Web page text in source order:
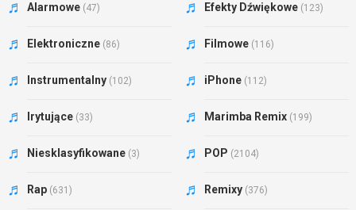
Alarmowe (47) Efekty Dźwiękowe (123)
Elektroniczne (86) Filmowe (116)
Instrumentalny (102) iPhone (112)
Irytujące (33) Marimba Remix (199)
Niesklasyfikowane (3) POP (2104)
Rap (631) Remixy (376)